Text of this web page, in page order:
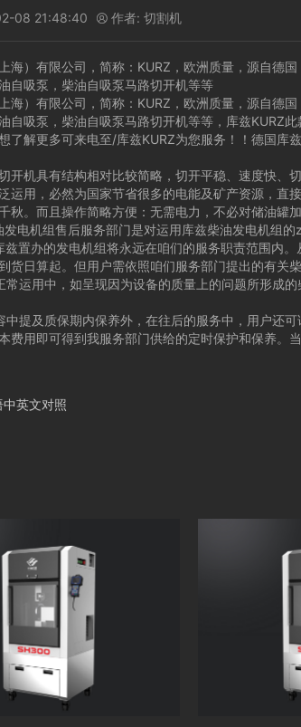
08 21:48:40  作者: 切割机
）有限公司，简称：KURZ，欧洲质量，源自德国
自吸泵，柴油自吸泵马路切开机等等
）有限公司，简称：KURZ，欧洲质量，源自德国
自吸泵，柴油自吸泵马路切开机等等，库兹KURZ
了解更多可来电至/库兹KURZ为您服务！！德国库
机具有结构相对比较简略，切开平稳、速度快、切
用，必然为国家节省很多的电能及矿产资源，直
秋。而且操作简略方便：无需电力，不必对储油罐
机组售后服务部门是对运用库兹柴油发电机组的
办的发电机组将永远在咱们的服务职责范围内。
货日算起。但用户需依照咱们服务部门提出的有关
用中，如呈现因为设备的质量上的问题所形成的
及质保期内保养外，在往后的服务中，用户还可
费用即可得到我服务部门供给的定时保护和保养
英文对照